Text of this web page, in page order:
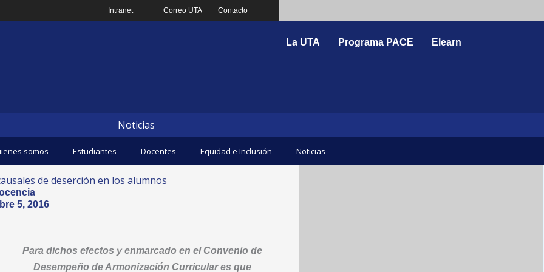
Intranet Correo UTA Contacto
La UTA Programa PACE Elearn
Noticias
somos Estudiantes Docentes Equidad e Inclusión Noticias
de deserción en los alumnos
5, 2016
Para dichos efectos y enmarcado en el Convenio de
Desempeño de Armonización Curricular es que